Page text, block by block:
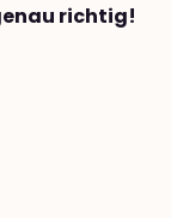
richtig!